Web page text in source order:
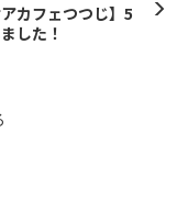
カフェつつじ】5
した！